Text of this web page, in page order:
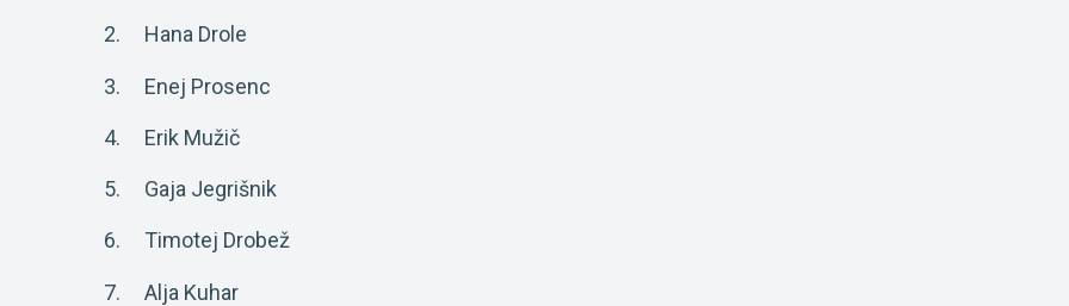
2. Hana Drole
3. Enej Prosenc
4. Erik Mužič
5. Gaja Jegrišnik
6. Timotej Drobež
7. Alja Kuhar